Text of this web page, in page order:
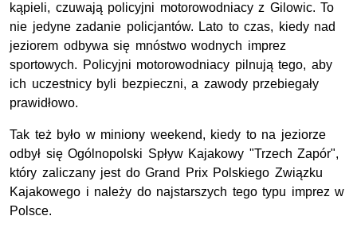
kąpieli, czuwają policyjni motorowodniacy z Gilowic. To
nie jedyne zadanie policjantów. Lato to czas, kiedy nad
jeziorem odbywa się mnóstwo wodnych imprez
sportowych. Policyjni motorowodniacy pilnują tego, aby
ich uczestnicy byli bezpieczni, a zawody przebiegały
prawidłowo.
Tak też było w miniony weekend, kiedy to na jeziorze
odbył się Ogólnopolski Spływ Kajakowy "Trzech Zapór",
który zaliczany jest do Grand Prix Polskiego Związku
Kajakowego i należy do najstarszych tego typu imprez w
Polsce.